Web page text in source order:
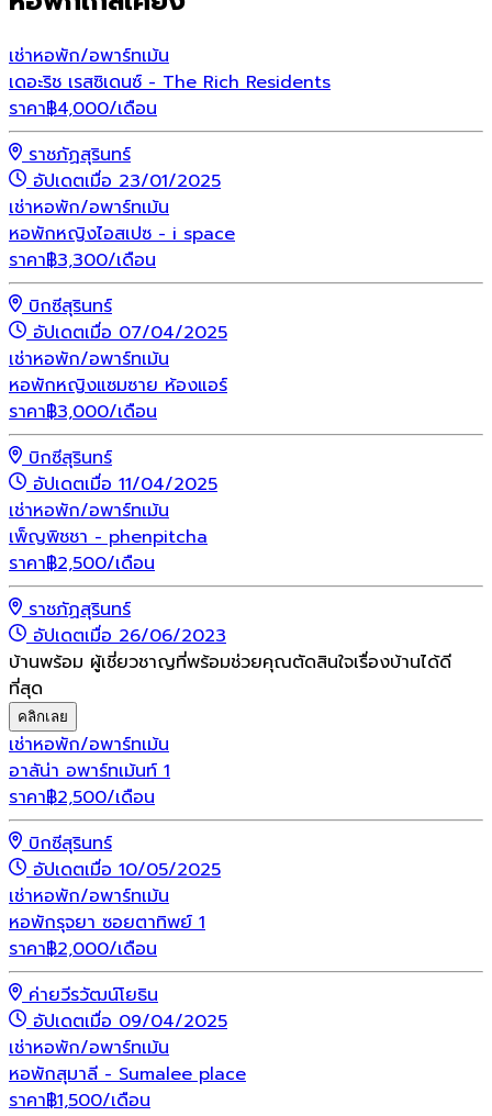
เช่าหอพัก/อพาร์ทเม้น
เดอะริช เรสซิเดนซ์ - The Rich Residents
ราคา฿4,000/เดือน
ราชภัฏสุรินทร์
อัปเดตเมื่อ 23/01/2025
เช่าหอพัก/อพาร์ทเม้น
หอพักหญิงไอสเปซ - i space
ราคา฿3,300/เดือน
บิกซีสุรินทร์
อัปเดตเมื่อ 07/04/2025
เช่าหอพัก/อพาร์ทเม้น
หอพักหญิงแซมซาย ห้องแอร์
ราคา฿3,000/เดือน
บิกซีสุรินทร์
อัปเดตเมื่อ 11/04/2025
เช่าหอพัก/อพาร์ทเม้น
เพ็ญพิชชา - phenpitcha
ราคา฿2,500/เดือน
ราชภัฏสุรินทร์
อัปเดตเมื่อ 26/06/2023
บ้านพร้อม ผู้เชี่ยวชาญที่พร้อมช่วยคุณตัดสินใจเรื่องบ้านได้ดี
ที่สุด
คลิกเลย
เช่าหอพัก/อพาร์ทเม้น
อาลัน่า อพาร์ทเม้นท์ 1
ราคา฿2,500/เดือน
บิกซีสุรินทร์
อัปเดตเมื่อ 10/05/2025
เช่าหอพัก/อพาร์ทเม้น
หอพักรุจยา ซอยตาทิพย์ 1
ราคา฿2,000/เดือน
ค่ายวีรวัฒน์โยธิน
อัปเดตเมื่อ 09/04/2025
เช่าหอพัก/อพาร์ทเม้น
หอพักสุมาลี - Sumalee place
ราคา฿1,500/เดือน